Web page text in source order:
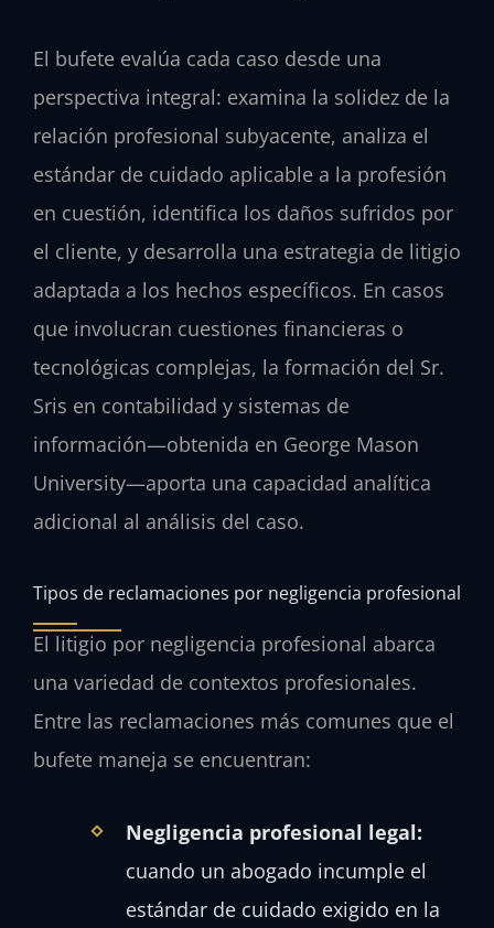
El bufete evalúa cada caso desde una
perspectiva integral: examina la solidez de la
relación profesional subyacente, analiza el
estándar de cuidado aplicable a la profesión
en cuestión, identifica los daños sufridos por
el cliente, y desarrolla una estrategia de litigio
adaptada a los hechos específicos. En casos
que involucran cuestiones financieras o
tecnológicas complejas, la formación del Sr.
Sris en contabilidad y sistemas de
información—obtenida en George Mason
University—aporta una capacidad analítica
adicional al análisis del caso.
Tipos de reclamaciones por negligencia profesional
El litigio por negligencia profesional abarca
una variedad de contextos profesionales.
Entre las reclamaciones más comunes que el
bufete maneja se encuentran:
Negligencia profesional legal:
cuando un abogado incumple el
estándar de cuidado exigido en la